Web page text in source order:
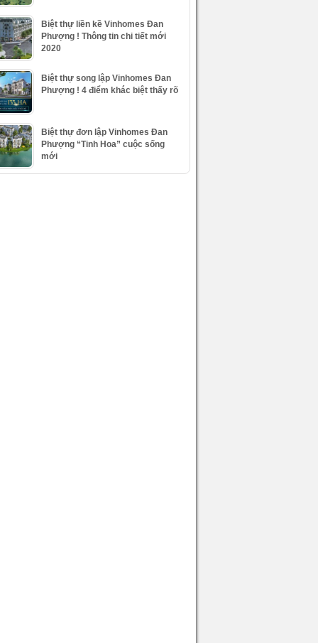
Biệt thự liền kề Vinhomes Đan
Phượng ! Thông tin chi tiết mới
2020
Biệt thự song lập Vinhomes Đan
Phượng ! 4 điểm khác biệt thấy rõ
Biệt thự đơn lập Vinhomes Đan
Phượng “Tinh Hoa” cuộc sống
mới